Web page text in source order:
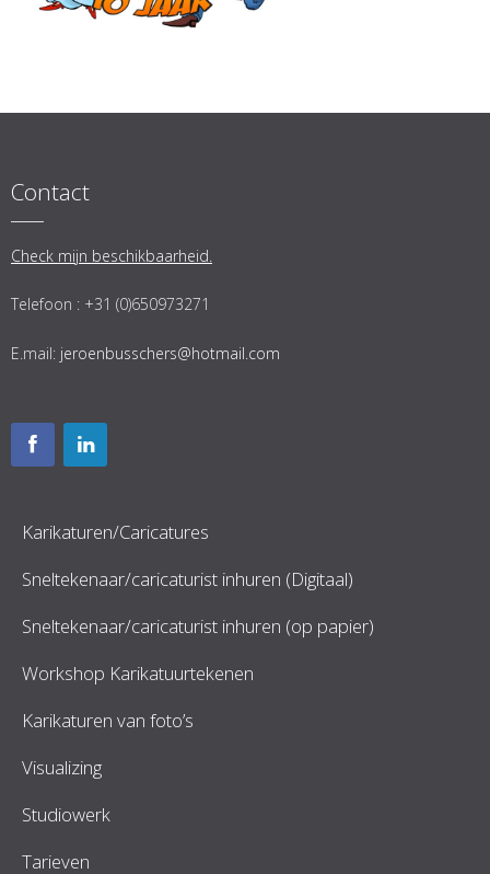
Contact
Check mijn beschikbaarheid.
Telefoon : +31 (0)650973271
E.mail: jeroenbusschers@hotmail.com
Karikaturen/Caricatures
Sneltekenaar/caricaturist inhuren (Digitaal)
Sneltekenaar/caricaturist inhuren (op papier)
Workshop Karikatuurtekenen
Karikaturen van foto’s
Visualizing
Studiowerk
Tarieven